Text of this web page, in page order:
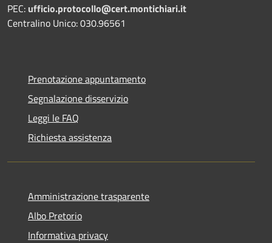
PEC: ufficio.protocollo@cert.montichiari.it
Centralino Unico: 030.96561
Prenotazione appuntamento
Segnalazione disservizio
Leggi le FAQ
Richiesta assistenza
Amministrazione trasparente
Albo Pretorio
Informativa privacy